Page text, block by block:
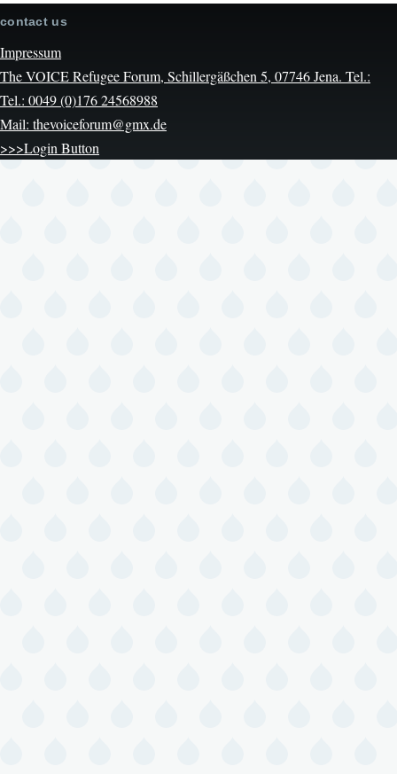
contact us
Impressum
The VOICE Refugee Forum, Schillergäßchen 5, 07746 Jena. Tel.:
Tel.: 0049 (0)176 24568988
Mail: thevoiceforum@gmx.de
>>>Login Button